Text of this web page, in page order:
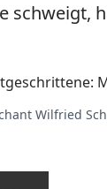
schweigt,
Wilfried